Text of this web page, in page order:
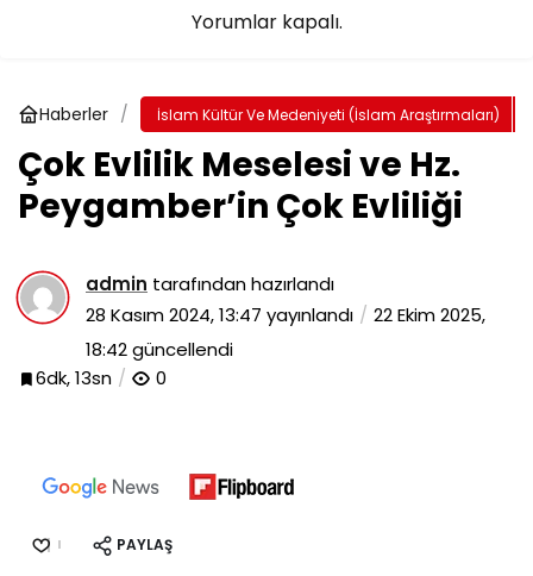
Yorumlar kapalı.
Haberler İslam Kültür Ve Medeniyeti (İslam Araştırmaları)
Çok Evlilik Meselesi ve Hz.
Peygamber’in Çok Evliliği
admin tarafından hazırlandı
28 Kasım 2024, 13:47 yayınlandı
22 Ekim 2025,
18:42güncellendi
6dk, 13sn
0
PAYLAŞ